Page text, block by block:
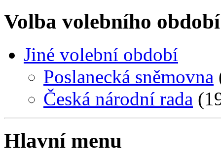
Volba volebního období
Jiné volební období
Poslanecká sněmovna
Česká národní rada
Hlavní menu